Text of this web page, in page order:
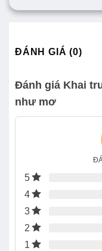
ĐÁNH GIÁ (0)
Đánh giá Khai
như mơ
5
4
3
2
1